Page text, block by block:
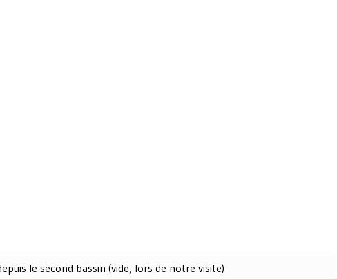
le second bassin (vide, lors de notre visite)